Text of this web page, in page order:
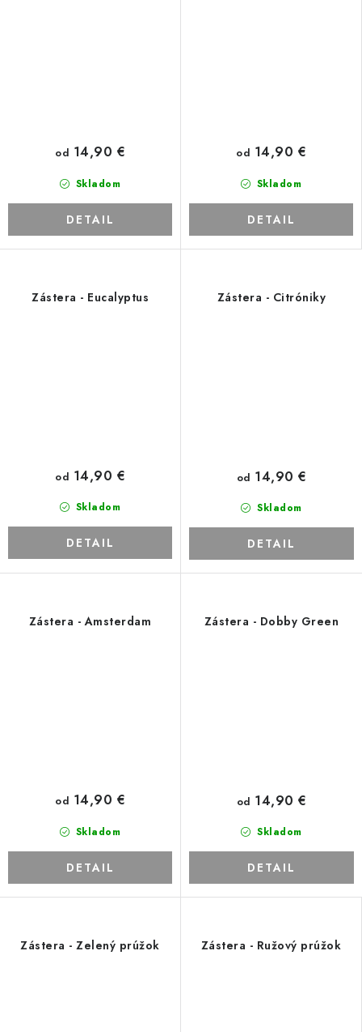
Skladom
od 14,90 €
DETAIL
Skladom
od 14,90 €
DETAIL
Zástera - Eucalyptus
Skladom
od 14,90 €
DETAIL
Zástera - Citróniky
Skladom
od 14,90 €
DETAIL
Zástera - Amsterdam
Skladom
od 14,90 €
DETAIL
Zástera - Dobby Green
Skladom
od 14,90 €
DETAIL
Zástera - Zelený prúžok Zástera - Ružový prúžok